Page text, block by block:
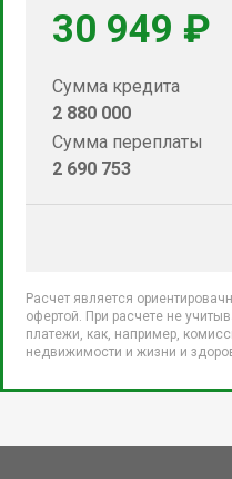
30 949 ₽
Сумма кредита
2 880 000
Сумма переплаты
2 690 753
Расчет является
офертой. При расчете не
платежи, как, например,
недвижимости и жизни и